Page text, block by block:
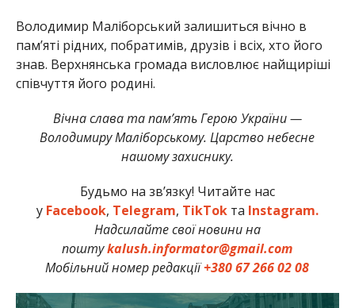
Володимир Маліборський залишиться вічно в
пам’яті рідних, побратимів, друзів і всіх, хто його
знав. Верхнянська громада висловлює найщиріші
співчуття його родині.
Вічна слава та пам’ять Герою України —
Володимиру Маліборському. Царство небесне
нашому захиснику.
Будьмо на зв’язку! Читайте нас
у Facebook, Telegram, TikTokта Instagram.
Надсилайте свої новини на
поштуkalush.informator@gmail.com
Мобільний номер редакції+380 67 266 02 08